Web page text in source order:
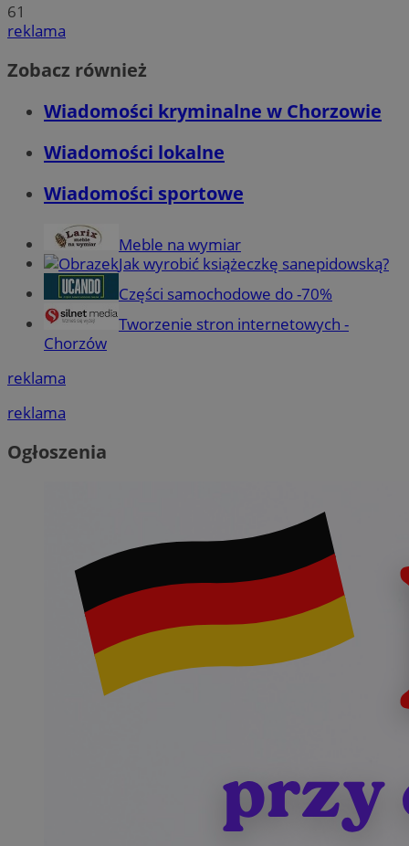
61
reklama
Zobacz również
Wiadomości kryminalne w Chorzowie
Wiadomości lokalne
Wiadomości sportowe
Meble na wymiar
Jak wyrobić książeczkę sanepidowską?
Części samochodowe do -70%
Tworzenie stron internetowych -
Chorzów
reklama
reklama
Ogłoszenia